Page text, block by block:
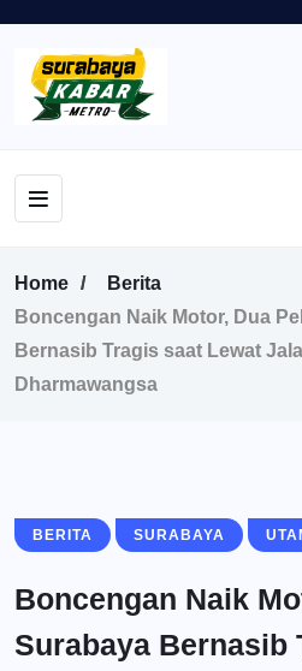
Home
Berita
Boncengan Naik Motor, Dua
Bernasib Tragis saat Lewat
Dharmawangsa
BERITA SURABAYA
Boncengan Naik
Surabaya Bernasib